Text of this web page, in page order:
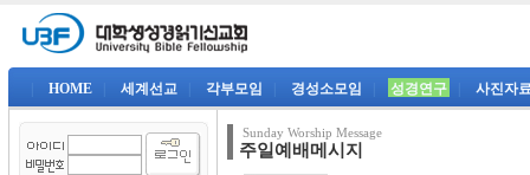
HOME 세계선교 각부모임 경성소모임 성경연구 사진자
Sunday Worship Message
주일예배메시지